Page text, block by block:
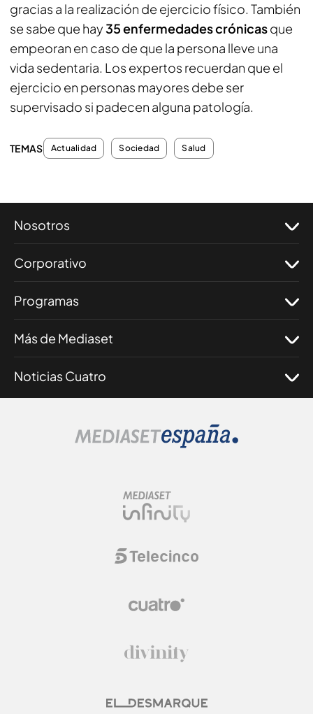
gracias a la realización de ejercicio físico. También
se sabe que hay35 enfermedades crónicasque
empeoran en caso de que la persona lleve una
vida sedentaria. Los expertos recuerdan que el
ejercicio en personas mayores debe ser
supervisado si padecen alguna patología.
TEMAS Actualidad Sociedad Salud
Nosotros
Corporativo
Programas
Más de Mediaset
Noticias Cuatro